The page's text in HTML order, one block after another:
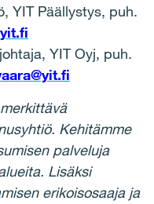
YIT Päällystys, puh.
YIT Oyj, puh.
ävä
ö. Kehitämme
palveluja
Lisäksi
erikoisosaaja ja